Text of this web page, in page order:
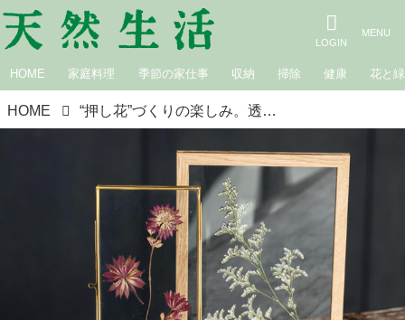
HOME 家庭料理 季節の家仕事 収納 掃除 健康 花と緑
HOME “押し花”づくりの楽しみ。透明フレームで、空間になじむ「押し花アート」をつくる／フラワーデザイナー・梶谷奈允子さん